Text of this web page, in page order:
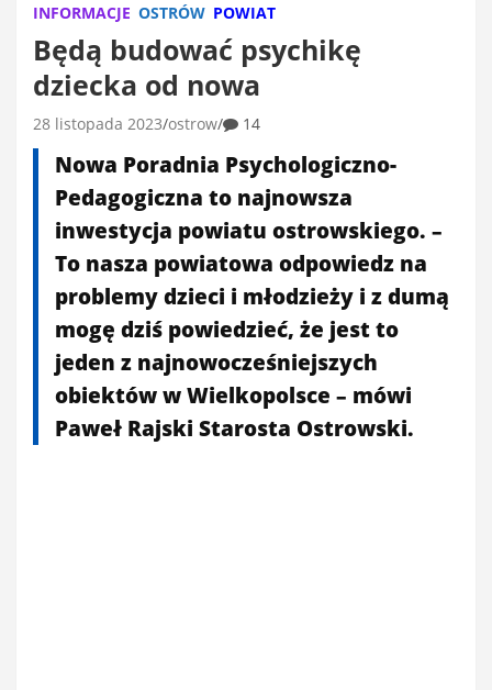
INFORMACJE OSTRÓW POWIAT
Będą budować psychikę
dziecka od nowa
28 listopada 2023 ostrow 14
Nowa Poradnia Psychologiczno-
Pedagogiczna to najnowsza
inwestycja powiatu ostrowskiego. –
To nasza powiatowa odpowiedz na
problemy dzieci i młodzieży i z dumą
mogę dziś powiedzieć, że jest to
jeden z najnowocześniejszych
obiektów w Wielkopolsce – mówi
Paweł Rajski Starosta Ostrowski.